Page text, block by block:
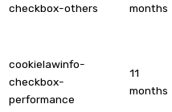
checkbox-others
months
cookielawinfo-
checkbox-
performance
11
months